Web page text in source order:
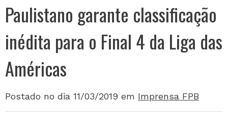
Paulistano garante classificação
inédita para o Final 4 da Liga das
Américas
Postado no dia 11/03/2019 em Imprensa FPB